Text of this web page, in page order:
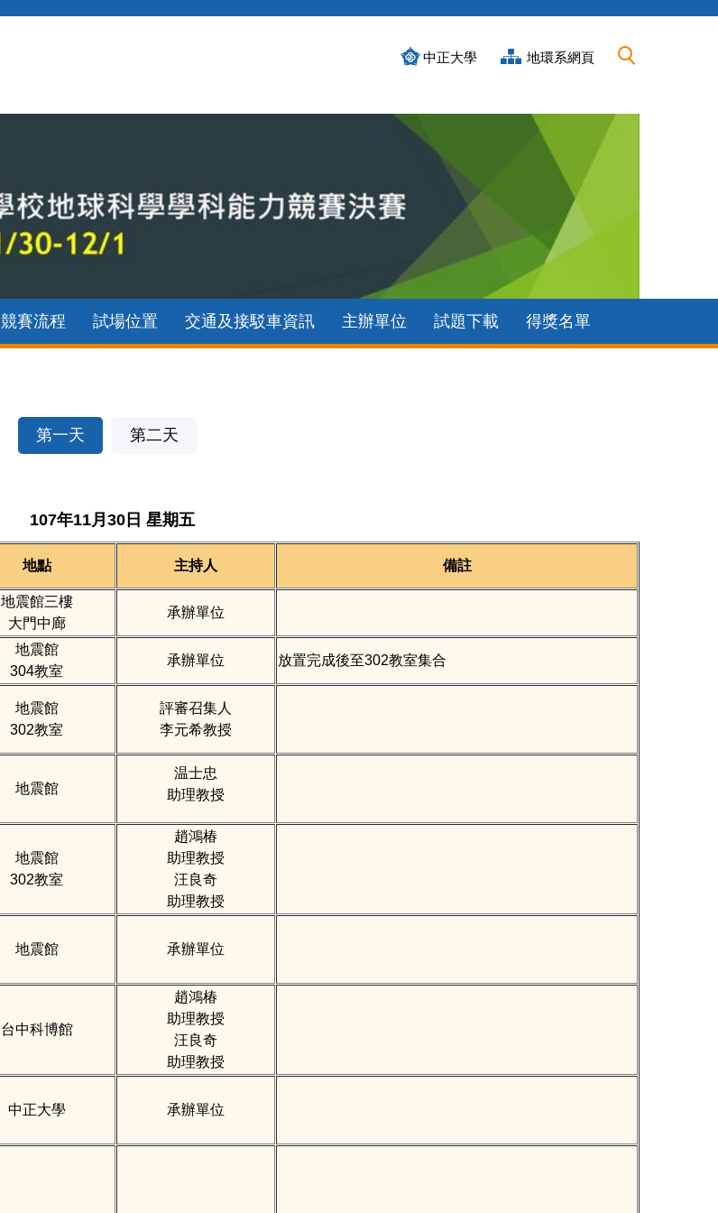
中正大學 地環系網頁
競賽流程 試場位置 交通及接駁車資訊 主辦單位 試題下載 得獎名單
第一天 第二天
107年11月30日 星期五
地點 主持人 備註
地震館三樓
大門中廊
承辦單位
地震館
304教室
承辦單位 放置完成後至302教室集合
地震館
302教室
評審召集人
李元希教授
地震館
温士忠
助理教授
地震館
302教室
趙鴻椿
助理教授
汪良奇
助理教授
地震館 承辦單位
台中科博館
趙鴻椿
助理教授
汪良奇
助理教授
中正大學 承辦單位